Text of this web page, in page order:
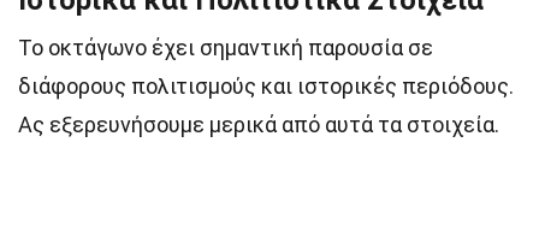
Το οκτάγωνο έχει σημαντική παρουσία σε
διάφορους πολιτισμούς και ιστορικές περιόδους.
Ας εξερευνήσουμε μερικά από αυτά τα στοιχεία.